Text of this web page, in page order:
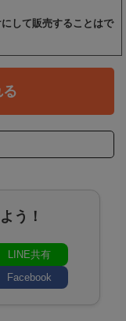
して販売することはで
う！
LINE共有
Facebook